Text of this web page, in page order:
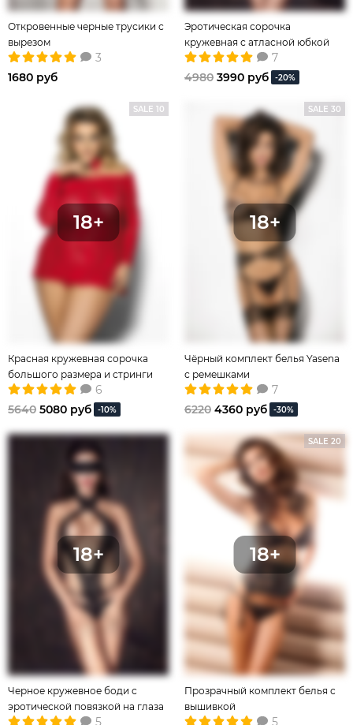
Откровенные черные трусики с
вырезом
3
1680 руб
Эротическая сорочка
кружевная с атласной юбкой
7
4980 3990 руб -20%
SALE 10
Красная кружевная сорочка
большого размера и стринги
6
5640 5080 руб -10%
SALE 30
Чёрный комплект белья Yasena
с ремешками
7
6220 4360 руб -30%
Черное кружевное боди с
эротической повязкой на глаза
5
SALE 20
Прозрачный комплект белья с
вышивкой
5